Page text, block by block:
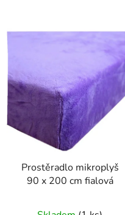
Prostěradlo mikroplyš
90 x 200 cm fialová